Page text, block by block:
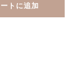
トに追加